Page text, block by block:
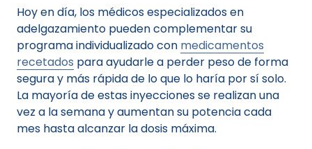
Hoy en día, los médicos especializados en
adelgazamiento pueden complementar su
programa individualizado con medicamentos
recetados para ayudarle a perder peso de forma
segura y más rápida de lo que lo haría por sí solo.
La mayoría de estas inyecciones se realizan una
vez a la semana y aumentan su potencia cada
mes hasta alcanzar la dosis máxima.